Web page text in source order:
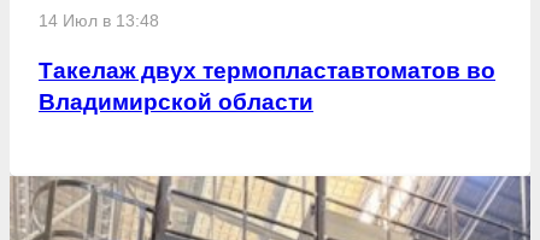
14 Июл в 13:48
Такелаж двух термопластавтоматов во
Владимирской области